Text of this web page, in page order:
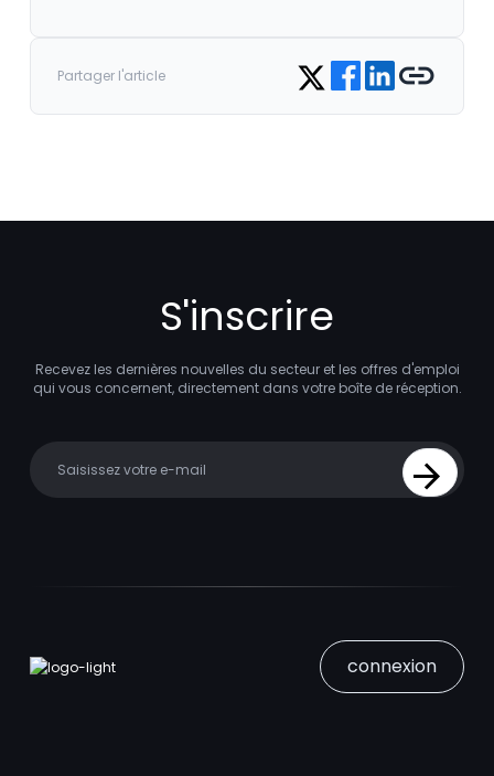
Partager l'article Share on Twitter
Share on Facebook
Share on LinkedIn
Copy link
S'inscrire
Recevez les dernières nouvelles du secteur et les offres d'emploi
qui vous concernent, directement dans votre boîte de réception.
Sign Up
connexion